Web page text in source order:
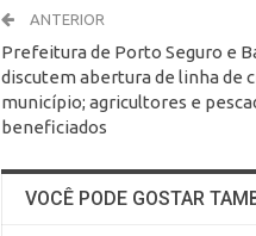
ANTERIOR
Prefeitura de Porto Seguro e
discutem abertura de linha de
município; agricultores e
beneficiados
VOCÊ PODE GOSTAR